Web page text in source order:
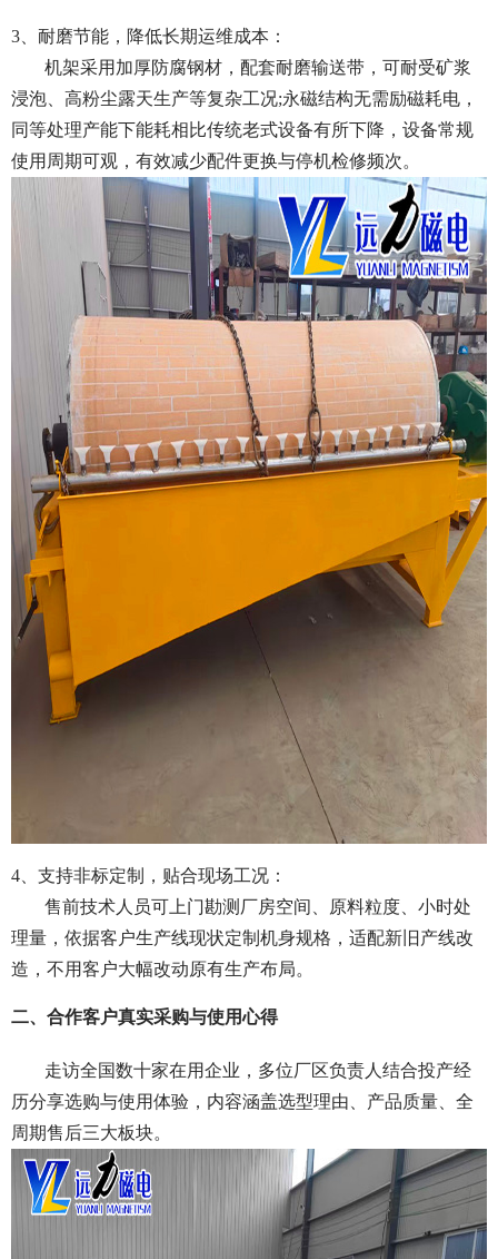
3、耐磨节能，降低长期运维成本：
机架采用加厚防腐钢材，配套耐磨输送带，可耐受矿浆
浸泡、高粉尘露天生产等复杂工况;永磁结构无需励磁耗电，
同等处理产能下能耗相比传统老式设备有所下降，设备常规
使用周期可观，有效减少配件更换与停机检修频次。
4、支持非标定制，贴合现场工况：
售前技术人员可上门勘测厂房空间、原料粒度、小时处
理量，依据客户生产线现状定制机身规格，适配新旧产线改
造，不用客户大幅改动原有生产布局。
二、合作客户真实采购与使用心得
走访全国数十家在用企业，多位厂区负责人结合投产经
历分享选购与使用体验，内容涵盖选型理由、产品质量、全
周期售后三大板块。